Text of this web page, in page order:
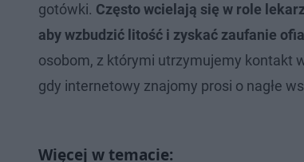
gotówki. Często wcielają się w role
aby wzbudzić litość i zyskać zaufanie
osobom, z którymi utrzymujemy kontakt
gdy internetowy znajomy prosi o nagłe